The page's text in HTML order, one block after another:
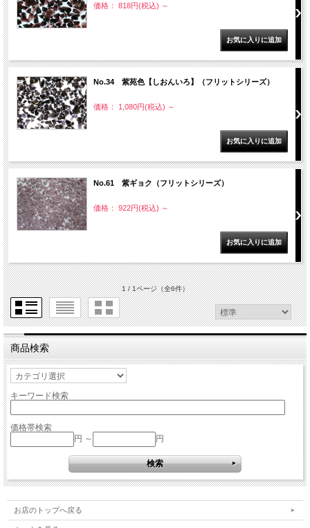
価格： 818円(税込) ～
No.34 紫苑色【しおんいろ】（フリットシリーズ）
価格： 1,080円(税込) ～
No.61 紫ギョク（フリットシリーズ）
価格： 922円(税込) ～
1 / 1ページ（全6件）
商品検索
キーワード検索
価格帯検索
円 ～
円
お店のトップへ戻る